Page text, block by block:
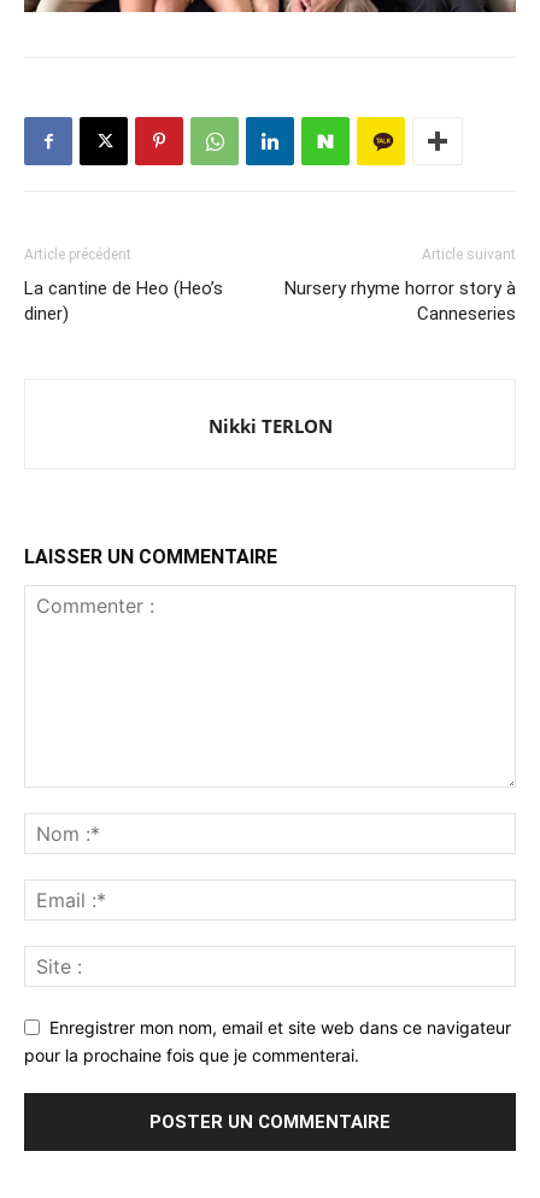
Article précédent
La cantine de Heo (Heo’s
diner)
Article suivant
Nursery rhyme horror story à
Canneseries
Nikki TERLON
LAISSER UN COMMENTAIRE
Enregistrer mon nom, email et site web dans ce navigateur
pour la prochaine fois que je commenterai.